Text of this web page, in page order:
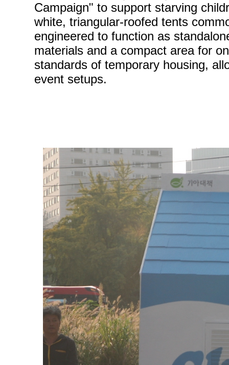
Campaign" to support starving
white, triangular-roofed tents
engineered to function as
materials and a compact area for
standards of temporary housing,
event setups.